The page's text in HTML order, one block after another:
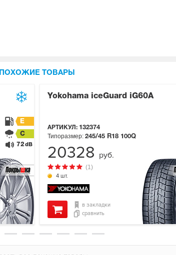
ПОХОЖИЕ ТОВАРЫ
E
C
72 dB
Yokohama iceGuard iG60A
АРТИКУЛ: 132374
4 шт.
(1)
Типоразмер: 245/45 R18 100Q
в закладки
сравнить
20328 руб.